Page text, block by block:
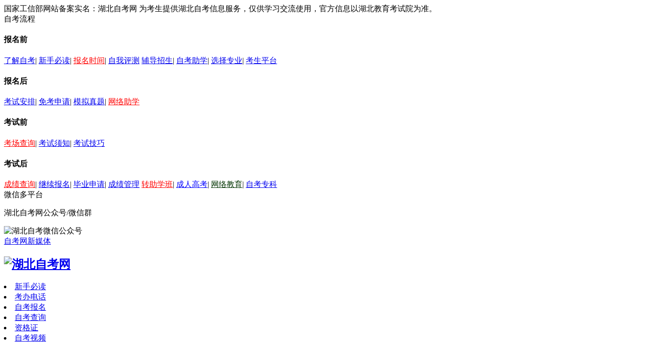
国家工信部网站备案实名：湖北自考网 为考生提供湖北自考信息服务，仅供学习交流使用，官方信息以湖北教育考试院为准。
自考流程
报名前
了解自考| 新手必读| 报名时间| 自我评测 辅导招生| 自考助学| 选择专业| 考生平台
报名后
考试安排| 免考申请| 模拟真题| 网络助学
考试前
考场查询| 考试须知| 考试技巧
考试后
成绩查询| 继续报名| 毕业申请| 成绩管理 转助学班| 成人高考| 网络教育| 自考专科
微信多平台
湖北自考网公众号/微信群
自考网新媒体
新手必读
考办电话
自考报名
自考查询
资格证
自考视频